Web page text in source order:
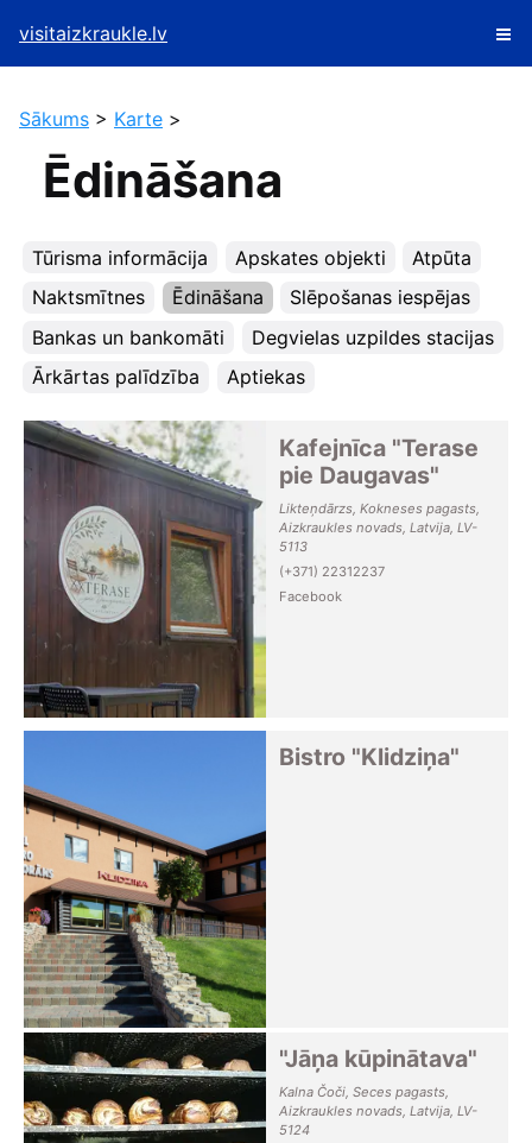
visitaizkraukle.lv
Sākums > Karte >
Ēdināšana
Tūrisma informācija Apskates objekti
Atpūta
Naktsmītnes
Ēdināšana
Slēpošanas iespējas
Bankas un bankomāti
Degvielas uzpildes stacijas
Ārkārtas palīdzība
Aptiekas
Kafejnīca "Terase
pie Daugavas"
Likteņdārzs, Kokneses pagasts,
Aizkraukles novads, Latvija, LV-
5113
(+371) 22312237
Facebook
Bistro "Klidziņa"
"Jāņa kūpinātava"
Kalna Čoči, Seces pagasts,
Aizkraukles novads, Latvija, LV-
5124